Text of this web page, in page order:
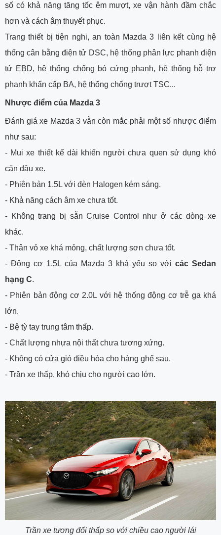
số có khả năng tăng tốc êm mượt, xe vận hành đầm chắc
hơn và cách âm thuyết phục.
Trang thiết bị tiện nghi, an toàn Mazda 3 liên kết cùng hệ
thống cân bằng điện tử DSC, hệ thống phân lực phanh điện
tử EBD, hệ thống chống bó cứng phanh, hệ thống hỗ trợ
phanh khẩn cấp BA, hệ thống chống trượt TSC...
Nhược điểm của Mazda 3
Đánh giá xe Mazda 3 vẫn còn mắc phải một số nhược điểm
như sau:
- Mui xe thiết kế dài khiến người chưa quen sử dụng khó
căn đậu xe.
- Phiên bản 1.5L với đèn Halogen kém sáng.
- Khả năng cách âm xe chưa tốt.
- Không trang bị sẵn Cruise Control như ở các dòng xe
khác.
- Thân vỏ xe khá mỏng, chất lượng sơn chưa tốt.
- Động cơ 1.5L của Mazda 3 khá yếu so với các Sedan
hạng C.
- Phiên bản động cơ 2.0L với hệ thống động cơ trễ ga khá
lớn.
- Bệ tỳ tay trung tâm thấp.
- Chất lượng nhựa nội thất chưa tương xứng.
- Không có cửa gió điều hòa cho hàng ghế sau.
- Trần xe thấp, khó chịu cho người cao lớn.
Trần xe tương đối thấp so với chiều cao người lái